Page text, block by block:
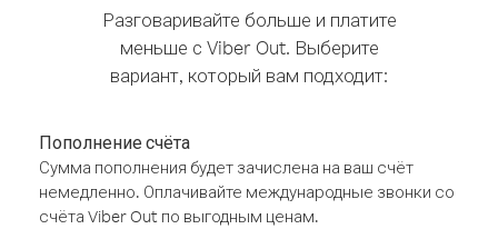
Разговаривайте больше и платите
меньше с Viber Out. Выберите
вариант, который вам подходит:
Пополнение счёта
Сумма пополнения будет зачислена на ваш счёт
немедленно. Оплачивайте международные звонки со
счёта Viber Out по выгодным ценам.